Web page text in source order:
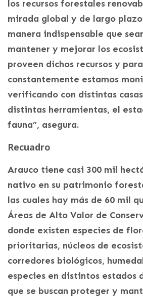
los recursos forestales
mirada global y de largo
manera indispensable que
mantener y mejorar los
proveen dichos recursos y
constantemente estamos
verificando con distintas
distintas herramientas, el
fauna”, asegura.
Recuadro
Arauco tiene casi 300 mil
nativo en su patrimonio
las cuales hay más de 60 mil
Áreas de Alto Valor de
donde existen especies de
prioritarias, núcleos de
corredores biológicos,
especies en distintos estados
que se buscan proteger y